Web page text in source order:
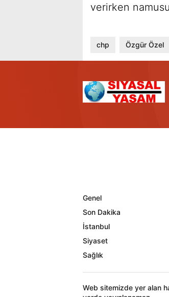
verirken
chp Özgür Özel
Genel
Son Dakika
İstanbul
Siyaset
Sağlık
Web sitemizde yer alan